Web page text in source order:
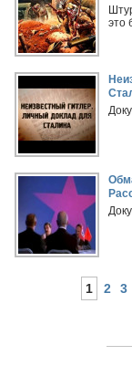
это
1 2 3